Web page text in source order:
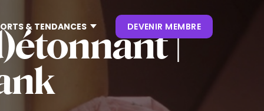
KEYNOTES
& TENDANCES
CONTENUS
LIVRES BLANCS
DEVENIR MEMBRE
|